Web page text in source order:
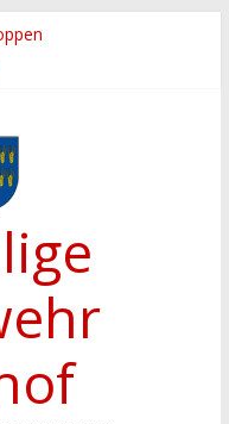
Wartmannstetten